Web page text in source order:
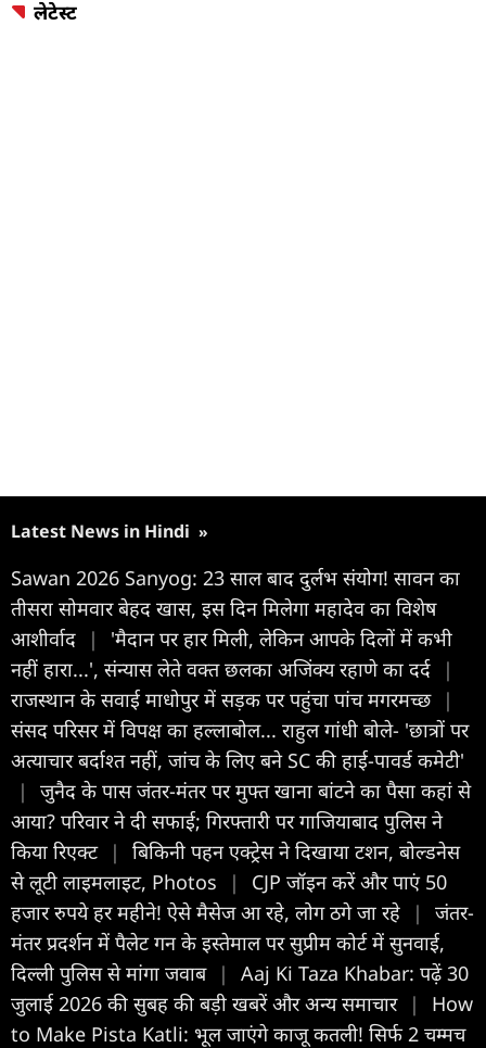
लेटेस्ट
Latest News in Hindi »
Sawan 2026 Sanyog: 23 साल बाद दुर्लभ संयोग! सावन का
तीसरा सोमवार बेहद खास, इस दिन मिलेगा महादेव का विशेष
आशीर्वाद
|
'मैदान पर हार मिली, लेकिन आपके दिलों में कभी
नहीं हारा...', संन्यास लेते वक्त छलका अजिंक्य रहाणे का दर्द
|
राजस्थान के सवाई माधोपुर में सड़क पर पहुंचा पांच मगरमच्छ |
संसद परिसर में विपक्ष का हल्लाबोल... राहुल गांधी बोले- 'छात्रों पर
अत्याचार बर्दाश्त नहीं, जांच के लिए बने SC की हाई-पावर्ड कमेटी'
|
जुनैद के पास जंतर-मंतर पर मुफ्त खाना बांटने का पैसा कहां से
आया? परिवार ने दी सफाई; गिरफ्तारी पर गाजियाबाद पुलिस ने
किया रिएक्ट |
बिकिनी पहन एक्ट्रेस ने दिखाया टशन, बोल्डनेस
से लूटी लाइमलाइट, Photos
|
CJP जॉइन करें और पाएं 50
हजार रुपये हर महीने! ऐसे मैसेज आ रहे, लोग ठगे जा रहे
|
जंतर-
मंतर प्रदर्शन में पैलेट गन के इस्तेमाल पर सुप्रीम कोर्ट में सुनवाई,
दिल्ली पुलिस से मांगा जवाब |
Aaj Ki Taza Khabar: पढ़ें 30
जुलाई 2026 की सुबह की बड़ी खबरें और अन्य समाचार |
How
to Make Pista Katli: भूल जाएंगे काजू कतली! सिर्फ 2 चम्मच